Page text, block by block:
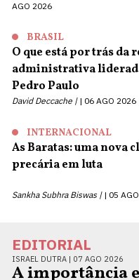
AGO 2026
BRASIL
O que está por trás da
administrativa
Pedro Paulo
David Deccache | 06 AGO 2026
INTERNACIONAL
As Baratas: uma nova
precária em luta
Sankha Subhra Biswas | 05
EDITORIAL
ISRAEL DUTRA | 07 AGO 2026
A importância